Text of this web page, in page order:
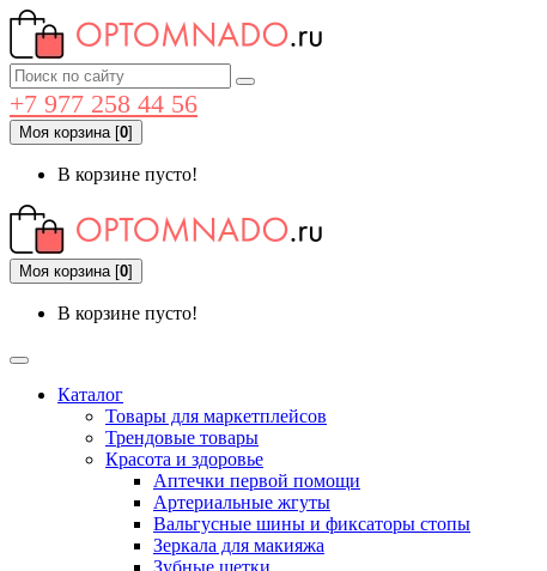
+7 977 258 44 56
Моя корзина[0]
В корзине пусто!
Моя корзина[0]
В корзине пусто!
Каталог
Товары для маркетплейсов
Трендовые товары
Красота и здоровье
Аптечки первой помощи
Артериальные жгуты
Вальгусные шины и фиксаторы стопы
Зеркала для макияжа
Зубные щетки